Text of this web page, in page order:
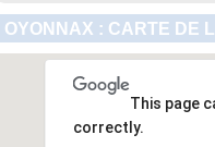
OYONNAX : CARTE DE
This page
correctly.